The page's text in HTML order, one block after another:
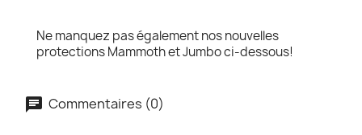
Ne manquez pas également nos nouvelles
protections Mammoth et Jumbo ci-dessous!
Commentaires (0)